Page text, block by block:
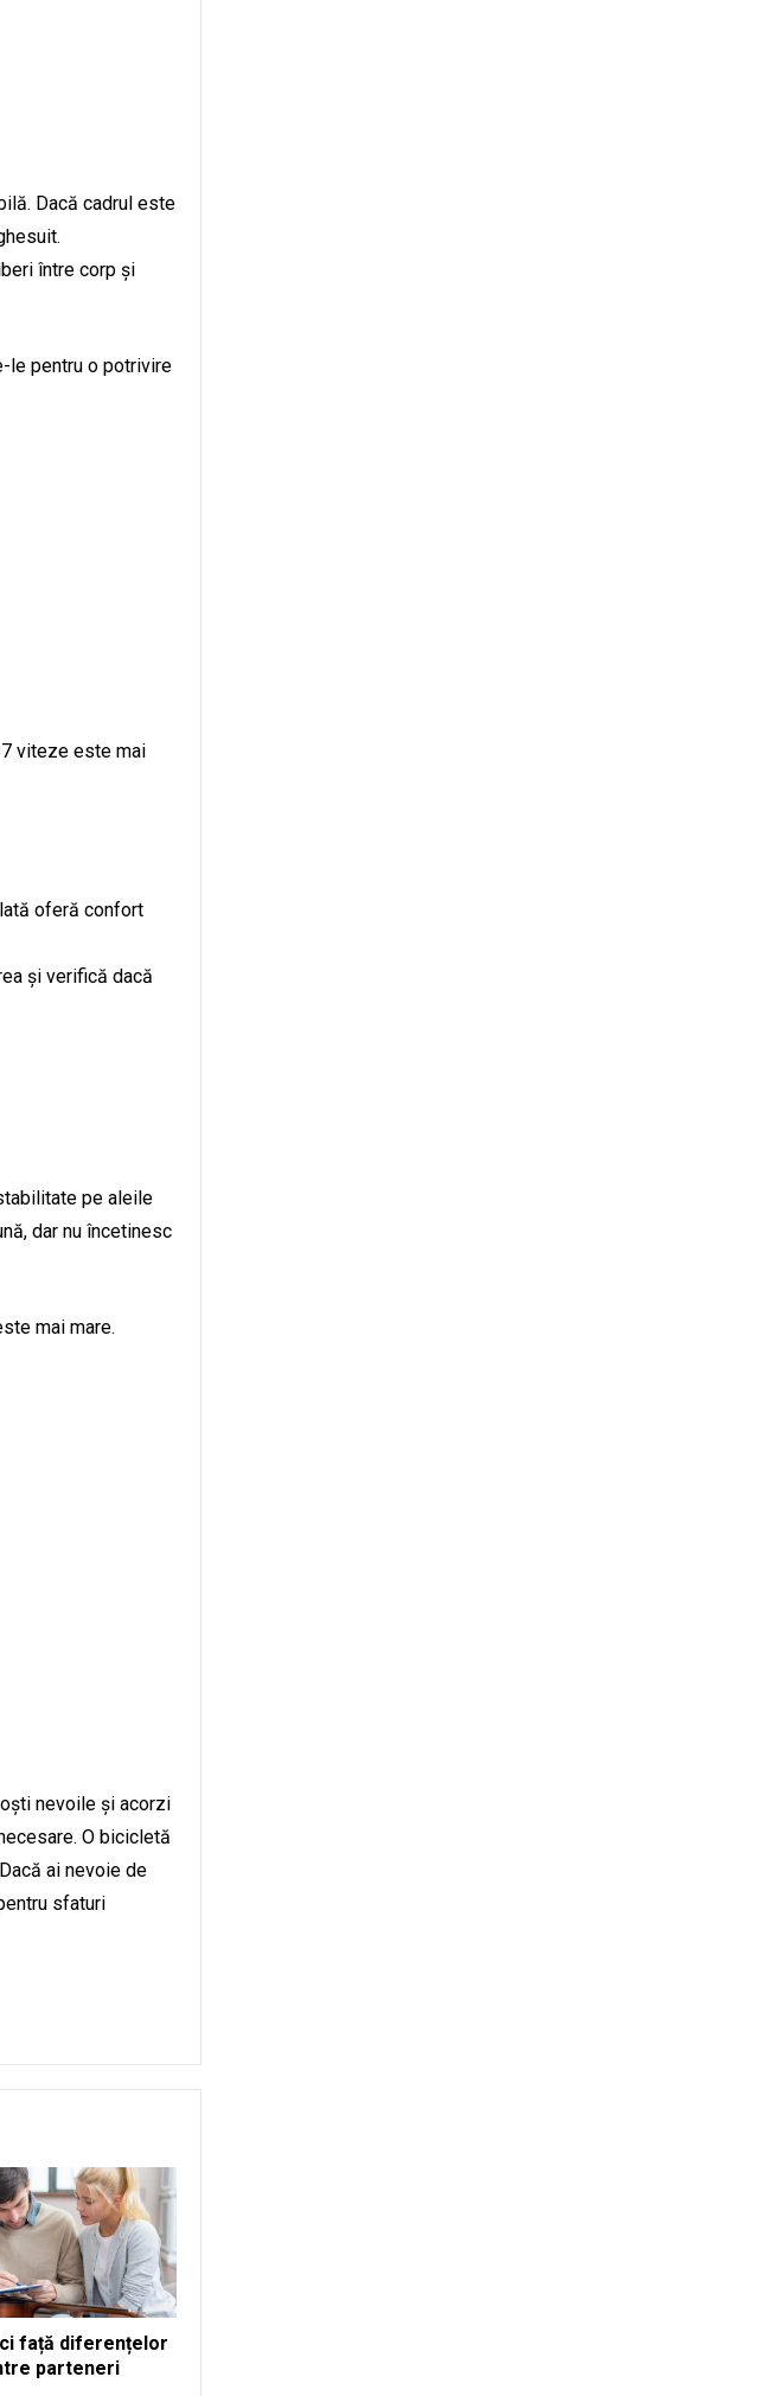
Dacă cadrul este
între corp și
le pentru o potrivire
viteze este mai
oferă confort
și verifică dacă
pe aleile
dar nu încetinesc
mai mare.
nevoile și acorzi
O bicicletă
ai nevoie de
sfaturi
față diferențelor
parteneri